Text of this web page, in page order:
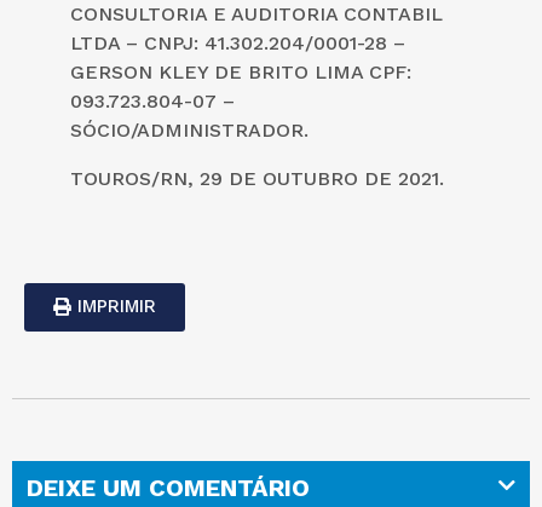
CONSULTORIA E AUDITORIA CONTABIL
LTDA – CNPJ: 41.302.204/0001-28 –
GERSON KLEY DE BRITO LIMA CPF:
093.723.804-07 –
SÓCIO/ADMINISTRADOR.
TOUROS/RN, 29 DE OUTUBRO DE 2021.
IMPRIMIR
DEIXE UM COMENTÁRIO